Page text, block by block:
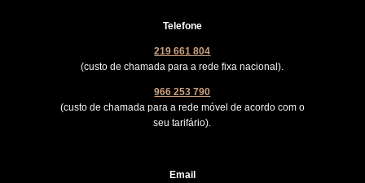
Telefone
219 661 804
(custo de chamada para a rede fixa nacional).
966 253 790
(custo de chamada para a rede móvel de acordo com o
seu tarifário).
Email